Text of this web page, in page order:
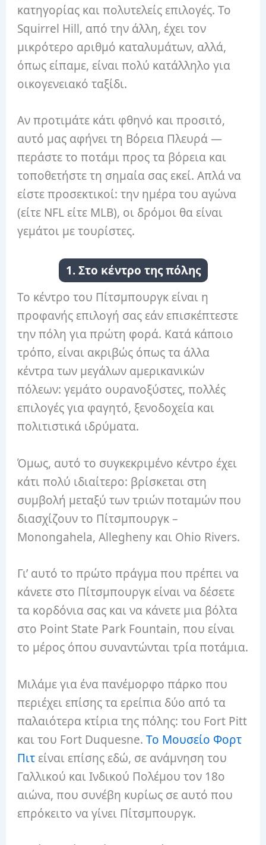
κατηγορίας και πολυτελείς επιλογές. Το
Squirrel Hill, από την άλλη, έχει τον
μικρότερο αριθμό καταλυμάτων, αλλά,
όπως είπαμε, είναι πολύ κατάλληλο για
οικογενειακό ταξίδι.
Αν προτιμάτε κάτι φθηνό και προσιτό,
αυτό μας αφήνει τη Βόρεια Πλευρά —
περάστε το ποτάμι προς τα βόρεια και
τοποθετήστε τη σημαία σας εκεί. Απλά να
είστε προσεκτικοί: την ημέρα του αγώνα
(είτε NFL είτε MLB), οι δρόμοι θα είναι
γεμάτοι με τουρίστες.
1. Στο κέντρο της πόλης
Το κέντρο του Πίτσμπουργκ είναι η
προφανής επιλογή σας εάν επισκέπτεστε
την πόλη για πρώτη φορά. Κατά κάποιο
τρόπο, είναι ακριβώς όπως τα άλλα
κέντρα των μεγάλων αμερικανικών
πόλεων: γεμάτο ουρανοξύστες, πολλές
επιλογές για φαγητό, ξενοδοχεία και
πολιτιστικά ιδρύματα.
Όμως, αυτό το συγκεκριμένο κέντρο έχει
κάτι πολύ ιδιαίτερο: βρίσκεται στη
συμβολή μεταξύ των τριών ποταμών που
διασχίζουν το Πίτσμπουργκ –
Monongahela, Allegheny και Ohio Rivers.
Γι’ αυτό το πρώτο πράγμα που πρέπει να
κάνετε στο Πίτσμπουργκ είναι να δέσετε
τα κορδόνια σας και να κάνετε μια βόλτα
στο Point State Park Fountain, που είναι
το μέρος όπου συναντώνται τρία ποτάμια.
Μιλάμε για ένα πανέμορφο πάρκο που
περιέχει επίσης τα ερείπια δύο από τα
παλαιότερα κτίρια της πόλης: του Fort Pitt
και του Fort Duquesne.Το Μουσείο Φορτ
Πιτ είναι επίσης εδώ, σε ανάμνηση του
Γαλλικού και Ινδικού Πολέμου τον 18ο
αιώνα, που συνέβη κυρίως σε αυτό που
επρόκειτο να γίνει Πίτσμπουργκ.